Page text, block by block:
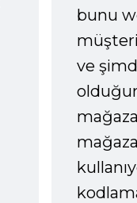
bunu
ve